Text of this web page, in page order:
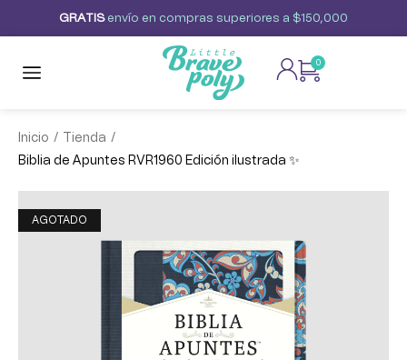
GRAT S envío en compras superiores a $150,000
0
Inicio / Tienda /
Biblia de Apuntes RVR1960 Edición ilustrada ✨
AGOTADO